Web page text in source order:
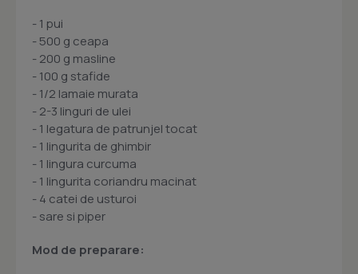
- 1 pui
- 500 g ceapa
- 200 g masline
- 100 g stafide
- 1/2 lamaie murata
- 2-3 linguri de ulei
- 1 legatura de patrunjel tocat
- 1 lingurita de ghimbir
- 1 lingura curcuma
- 1 lingurita coriandru macinat
- 4 catei de usturoi
- sare si piper
Mod de preparare: